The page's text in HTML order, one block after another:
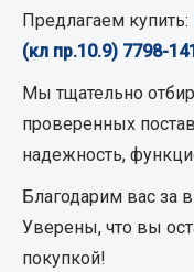
Весь раздел
Болты
Гайки
Кольца стопорные
Пресс-масленки
Пробки
Предлагаем купить:
(кл пр.10.9) 7798-
Мы тщательно
проверенных
надежность,
Благодарим вас за
Уверены, что вы
покупкой!